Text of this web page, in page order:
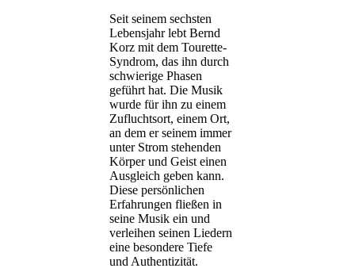
Seit seinem sechsten
Lebensjahr lebt Bernd
Korz mit dem Tourette-
Syndrom, das ihn durch
schwierige Phasen
geführt hat. Die Musik
wurde für ihn zu einem
Zufluchtsort, einem Ort,
an dem er seinem immer
unter Strom stehenden
Körper und Geist einen
Ausgleich geben kann.
Diese persönlichen
Erfahrungen fließen in
seine Musik ein und
verleihen seinen Liedern
eine besondere Tiefe
und Authentizität.